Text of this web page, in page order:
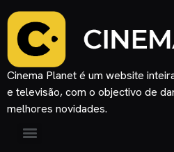
Cinema Planet é um website
e televisão, com o objectivo de
melhores novidades.